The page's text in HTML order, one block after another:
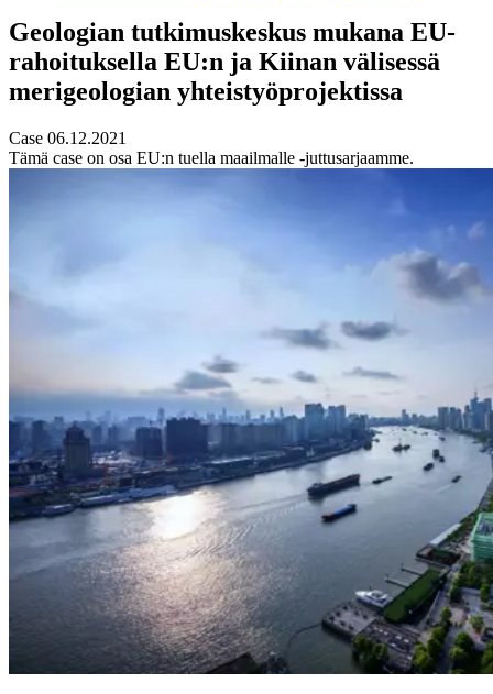
Geologian tutkimuskeskus mukana EU-
rahoituksella EU:n ja Kiinan välisessä
merigeologian yhteistyöprojektissa
Case 06.12.2021
Tämä case on osa EU:n tuella maailmalle -juttusarjaamme.